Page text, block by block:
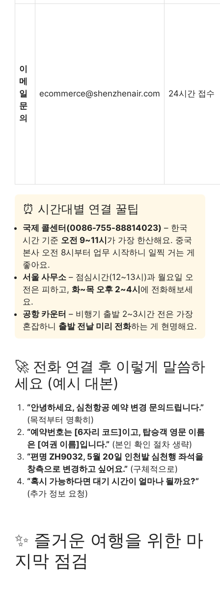
이
메
일
문
의
ecommerce@shenzhenair.com 24시간 접수
⏰ 시간대별 연결 꿀팁
국제 콜센터(0086-755-88814023) – 한국
시간 기준 오전 9~11시가 가장 한산해요. 중국
본사 오전 8시부터 업무 시작하니 일찍 거는 게
좋아요.
서울 사무소 – 점심시간(12~13시)과 월요일 오
전은 피하고, 화~목 오후 2~4시에 전화해보세
요.
공항 카운터 – 비행기 출발 2~3시간 전은 가장
혼잡하니 출발 전날 미리 전화하는 게 현명해요.
🚀 전화 연결 후 이렇게 말씀하
세요 (예시 대본)
“안녕하세요, 심천항공 예약 변경 문의드립니다.”
(목적부터 명확히)
“예약번호는 [6자리 코드]이고, 탑승객 영문 이름
은 [여권 이름]입니다.” (본인 확인 절차 생략)
“편명 ZH9032, 5월 20일 인천발 심천행 좌석을
창측으로 변경하고 싶어요.” (구체적으로)
“혹시 가능하다면 대기 시간이 얼마나 될까요?”
(추가 정보 요청)
✨ 즐거운 여행을 위한 마
지막 점검